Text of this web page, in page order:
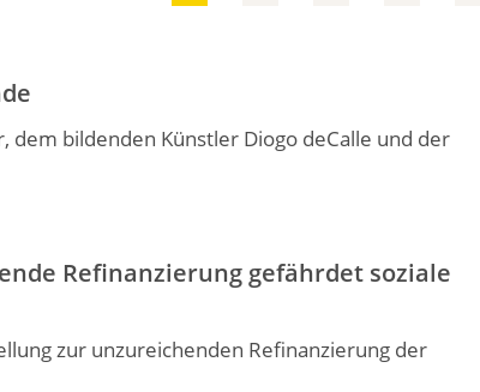
dem bildenden Künstler Diogo deCalle und der
Refinanzierung gefährdet soziale
zur unzureichenden Refinanzierung der